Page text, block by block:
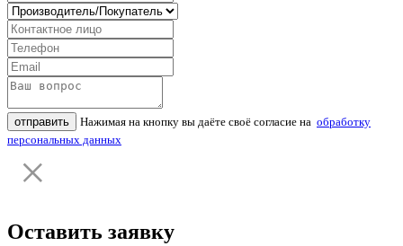
отправить Нажимая на кнопку вы даёте своё согласие на обработку
персональных данных
Оставить заявку